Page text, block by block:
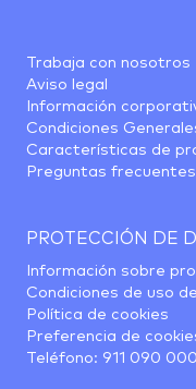
Trabaja con nosotros
Aviso legal
Información
Condiciones
Características de
Preguntas frecuentes
PROTECCIÓN DE
Información sobre
Condiciones de uso
Política de cookies
Preferencia de
Teléfono: 911 090 000